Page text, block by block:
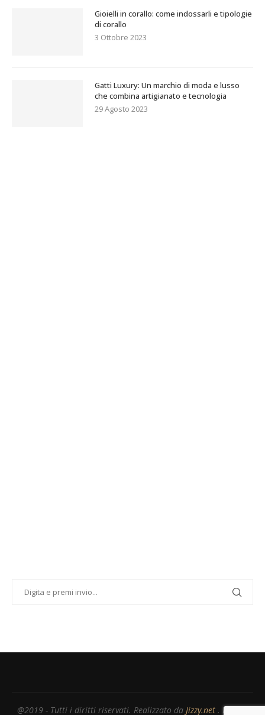
Gioielli in corallo: come indossarli e tipologie
di corallo
3 Ottobre 2023
Gatti Luxury: Un marchio di moda e lusso
che combina artigianato e tecnologia
29 Agosto 2023
@2019 - Tutti i diritti riservati. Realizzato da Jizzy.net . Partita